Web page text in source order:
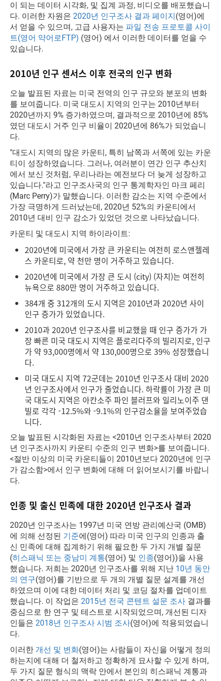
이 되는 데이터 시각화, 및 집계 과정, 비디오를 배포했습니
다. 이러한 자원은 2020년 인구조사 결과 페이지(영어)에
서 얻을 수 있으며, 고급 사용자는 파일 전송 프로토콜 사이
트(영어 약어로FTP) (영어) 에서 이러한 데이터를 얻을 수
있습니다.
2010년 인구 센서스 이후 전국의 인구 변화
오늘 발표된 자료는 미국 전역의 인구 규모와 분포의 변화
를 보여줍니다. 미국 대도시 지역의 인구는 2010년부터
2020년까지 9% 증가하였으며, 결과적으로 2010년에 85%
였던 대도시 거주 인구 비율이 2020년에 86%가 되었습니
다.
"대도시 지역의 많은 카운티, 특히 남쪽과 서쪽에 있는 카운
티이 성장하였습니다. 그러나, 여러분이 연간 인구 추산치
에서 보신 것처럼, 우리나라는 예전보다 더 늦게 성장하고
있습니다."라고 인구조사국의 인구 통계학자인 마크 페리
(Marc Perry)가 말했습니다. 이러한 감소는 지역 수준에서
가장 극명하게 드러났는데, 2020년 52%의 카운티에서
2010년 대비 인구 감소가 있었던 것으로 나타났습니다.
카운티 및 대도시 지역 하이라이트:
2020년에 미국에서 가장 큰 카운티는 여전히 로스앤젤레
스 카운티로, 약 천만 명이 거주하고 있습니다.
2020년에 미국에서 가장 큰 도시 (city) (자치)는 여전히
뉴욕으로 880만 명이 거주하고 있습니다.
384개 중 312개의 도시 지역은 2010년과 2020년 사이
인구 증가가 있었습니다.
2010과 2020년 인구조사를 비교했을 때 인구 증가가 가
장 빠른 미국 대도시 지역은 플로리다주의 빌리지로, 인구
가 약 93,000명에서 약 130,000명으로 39% 성장했습니
다.
미국 대도시 지역 72군데는 2010년 인구조사 대비 2020
년 인구조사에서 인구가 줄었습니다. 하락률이 가장 큰 미
국 대도시 지역은 아칸소주 파인 블러프와 일리노이주 댄
빌로 각각 -12.5%와 -9.1%의 인구감소율을 보여주었습
니다.
오늘 발표된 시각화된 자료는 <2010년 인구조사부터 2020
년 인구조사까지 카운티 수준의 인구 변화>를 보여줍니다.
<절반 이상의 미국 카운티들이 2010년보다 2020년에 인구
가 감소함>에서 인구 변화에 대해 더 읽어보시기를 바랍니
다.
인종 및 출신 민족에 대한 2020년 인구조사 결과
2020년 인구조사는 1997년 미국 연방 관리예산국 (OMB)
에 의해 선정된 기준에(영어) 따라 미국 인구의 인종과 출
신 민족에 대해 집계하기 위해 필요한 두 가지 개별 질문
(히스패닉 또는 중남미 계통(영어) 및 인종(영어))을 사용
했습니다. 저희는 2020년 인구조사를 위해 지난 10년 동안
의 연구(영어)를 기반으로 두 개의 개별 질문 설계를 개선
하였으며 이에 대한 데이터 처리 및 코딩 절차를 업데이트
했습니다. 이 작업은 2015년 전국 콘텐트 설문 조사 결과를
중심으로 한 연구 및 테스트로 시작되었으며, 개선된 디자
인들은 2018년 인구조사 시범 조사(영어)에 적용되었습니
다.
이러한 개선 및 변화(영어)는 사람들이 자신을 어떻게 정의
하는지에 대해 더 철저하고 정확하게 묘사할 수 있게 하며,
두 가지 질문 형식의 맥락 안에서 본인의 히스패닉 계통과